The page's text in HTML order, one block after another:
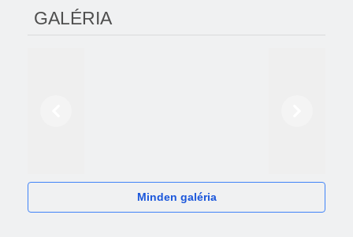
GALÉRIA
Minden galéria